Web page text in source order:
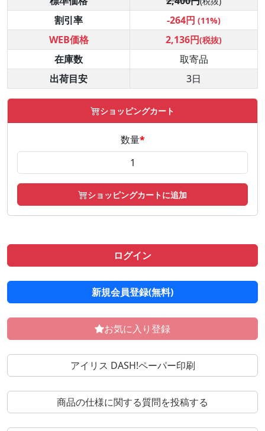
割引率 -264円 (11%)
WEB価格 2,136円(税抜)
在庫数
取寄品
出荷目安
3日
ショッピングカート
数量*
ショッピングカートに追加
ログイン
新規会員登録(無料)
お気に入り登録
アイリス DASH!ペーパー印刷
商品の仕様に関する質問を投稿する